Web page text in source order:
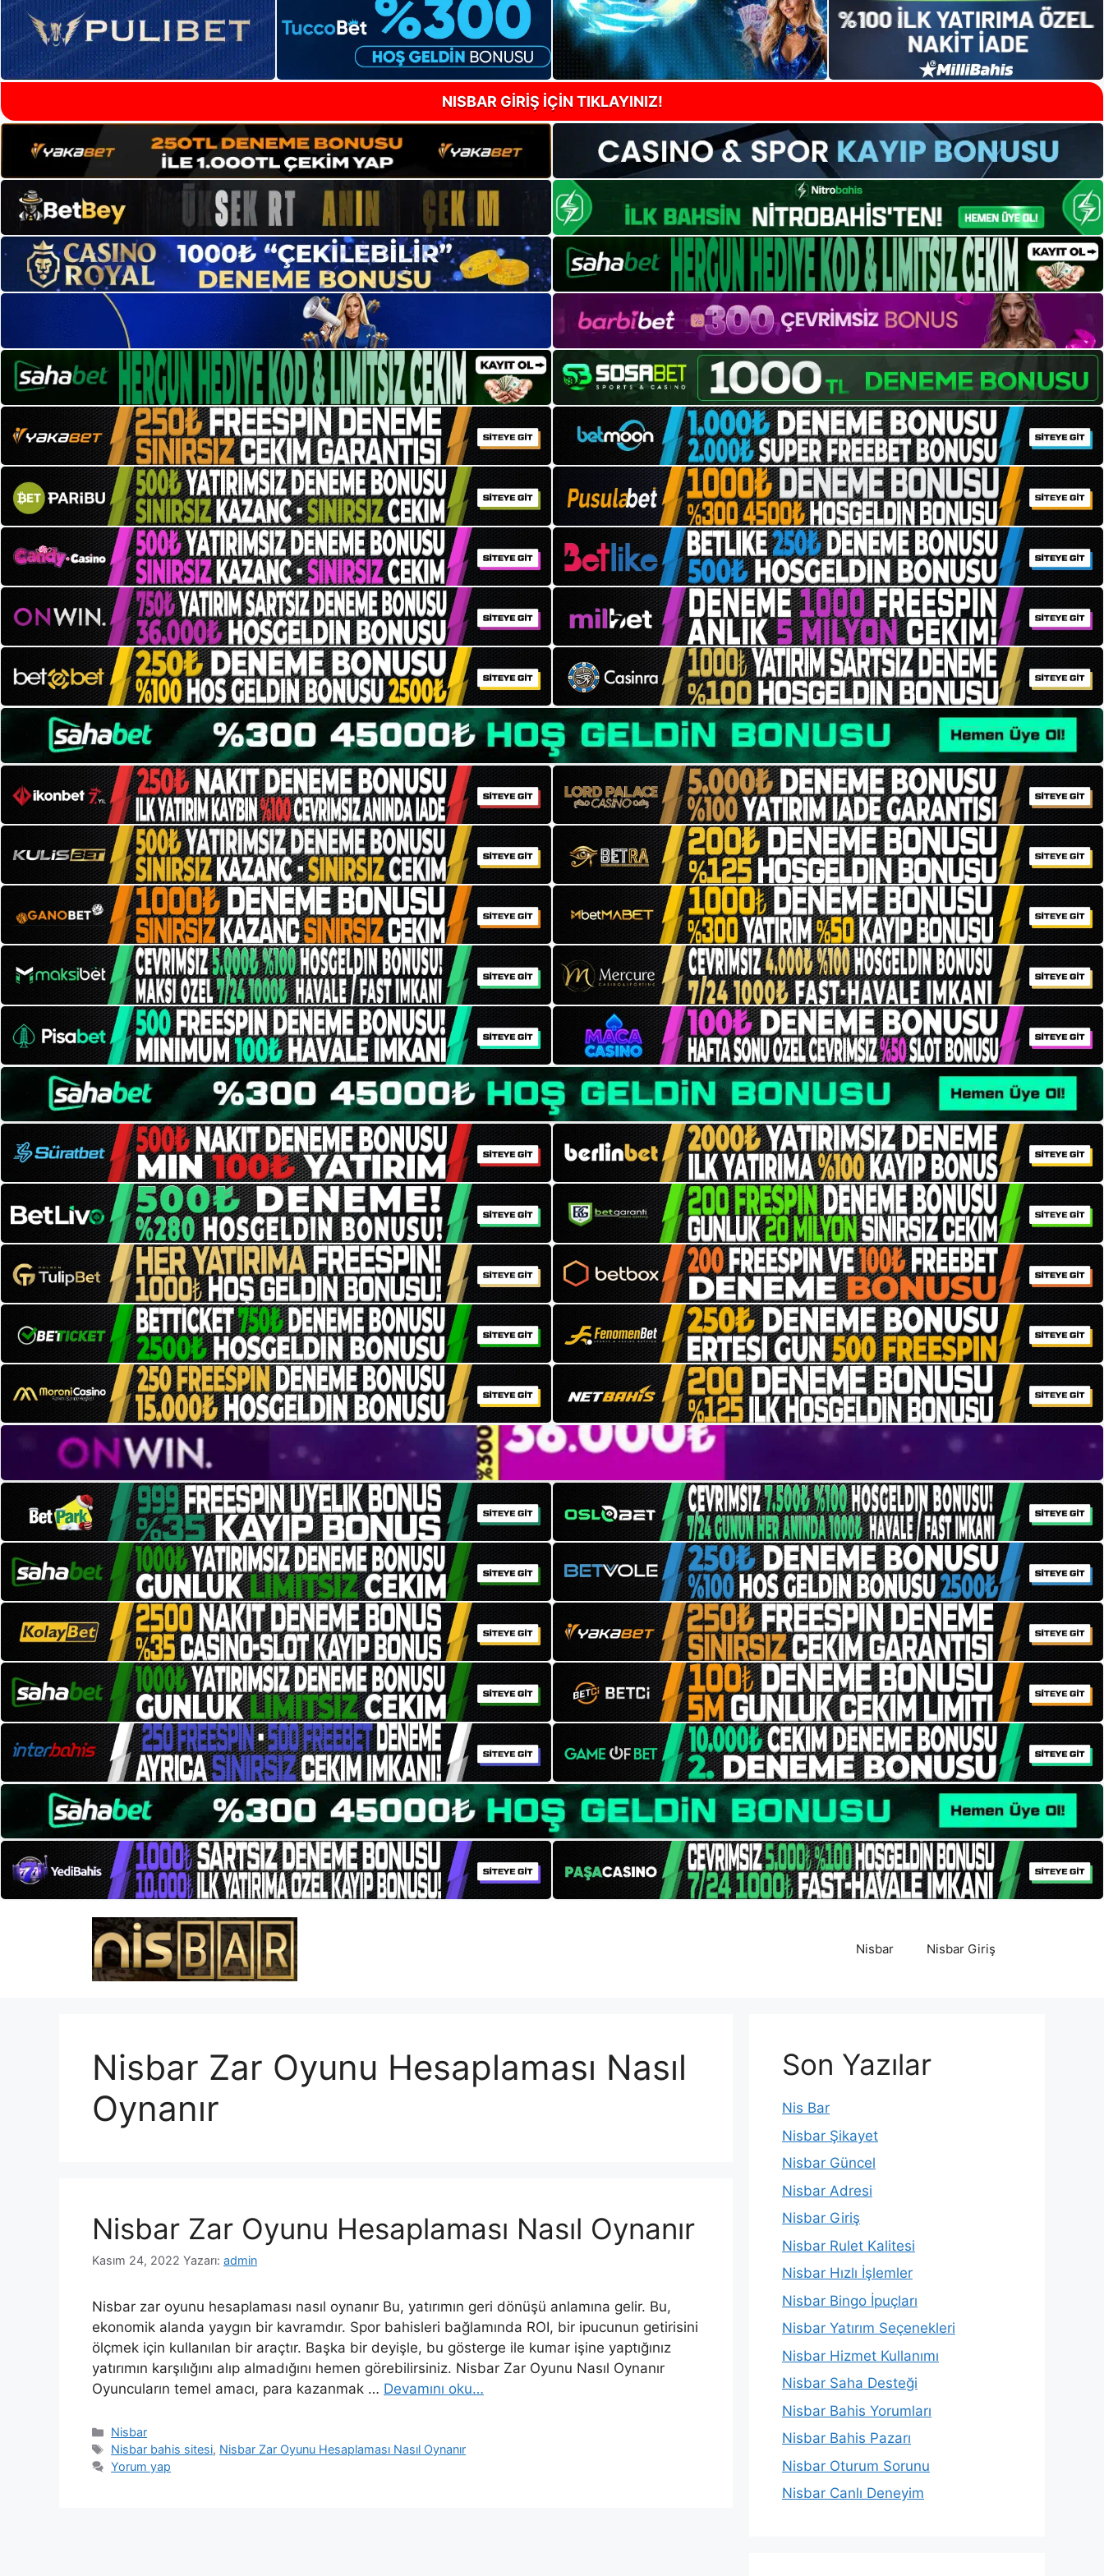
NISBAR GİRİŞ İÇİN TIKLAYINIZ!
Nisbar Nisbar Giriş
Nisbar Zar Oyunu Hesaplaması Nasıl
Oynanır
Nisbar Zar Oyunu Hesaplaması Nasıl Oynanır
Kasım 24, 2022 Yazarı: admin
Nisbar zar oyunu hesaplaması nasıl oynanır Bu, yatırımın geri dönüşü anlamına gelir. Bu,
ekonomik alanda yaygın bir kavramdır. Spor bahisleri bağlamında ROI, bir ipucunun getirisini
ölçmek için kullanılan bir araçtır. Başka bir deyişle, bu gösterge ile kumar işine yaptığınız
yatırımın karşılığını alıp almadığını hemen görebilirsiniz. Nisbar Zar Oyunu Nasıl Oynanır
Oyuncuların temel amacı, para kazanmak … Devamını oku…
Kategoriler
Nisbar
Etiketler
Nisbar bahis sitesi, Nisbar Zar Oyunu Hesaplaması Nasıl Oynanır
Yorum yap
Son Yazılar
Nis Bar
Nisbar Şikayet
Nisbar Güncel
Nisbar Adresi
Nisbar Giriş
Nisbar Rulet Kalitesi
Nisbar Hızlı İşlemler
Nisbar Bingo İpuçları
Nisbar Yatırım Seçenekleri
Nisbar Hizmet Kullanımı
Nisbar Saha Desteği
Nisbar Bahis Yorumları
Nisbar Bahis Pazarı
Nisbar Oturum Sorunu
Nisbar Canlı Deneyim